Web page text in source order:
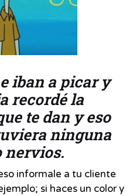
iban a picar y
recordé la
te dan y eso
ninguna
nervios.
informale a tu cliente
si haces un color y